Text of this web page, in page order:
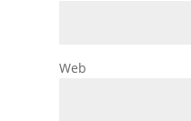
Web